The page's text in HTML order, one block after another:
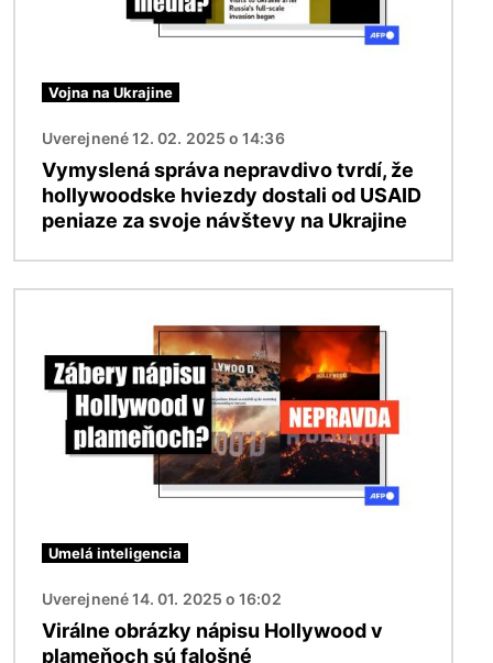
Vojna na Ukrajine
Uverejnené 12. 02. 2025 o 14:36
Vymyslená správa nepravdivo tvrdí, že
hollywoodske hviezdy dostali od USAID
peniaze za svoje návštevy na Ukrajine
Umelá inteligencia
Uverejnené 14. 01. 2025 o 16:02
Virálne obrázky nápisu Hollywood v
plameňoch sú falošné